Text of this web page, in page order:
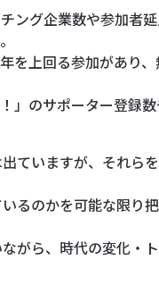
ング企業数や参加者
を上回る参加があり
」のサポーター登録
ていますが、それら
るのかを可能な限り
がら、時代の変化・